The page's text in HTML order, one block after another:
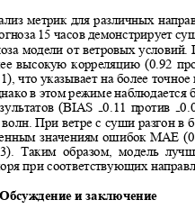
метрик для различных
15 часов демонстрирует
модели от ветровых
высокую корреляцию (0.92
1), что указывает на более
в этом режиме наблюдается
(BIAS ₋0.11 против ₋
волн. При ветре с суши разгон
значениям ошибок MAE
Таким образом, модель
при соответствующих
Обсуждение и заключение